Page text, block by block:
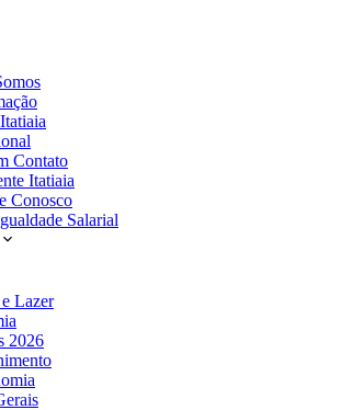
Contato
Itatiaia
Conosco
Salarial
Lazer
2026